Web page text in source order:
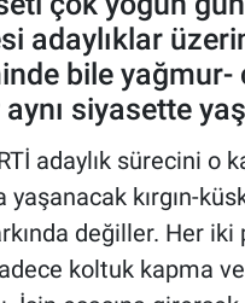
adaylıklar
bile
siyasette
adaylık sürecini
kırgın-
değiller. Her
koltuk kapma